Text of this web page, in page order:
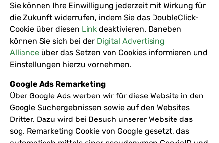
Sie können Ihre Einwilligung jederzeit mit Wirkung für
die Zukunft widerrufen, indem Sie das DoubleClick-
Cookie über diesen Link deaktivieren. Daneben
können Sie sich bei der Digital Advertising
Alliance über das Setzen von Cookies informieren und
Einstellungen hierzu vornehmen.
Google Ads Remarketing
Über Google Ads werben wir für diese Website in den
Google Suchergebnissen sowie auf den Websites
Dritter. Dazu wird bei Besuch unserer Website das
sog. Remarketing Cookie von Google gesetzt, das